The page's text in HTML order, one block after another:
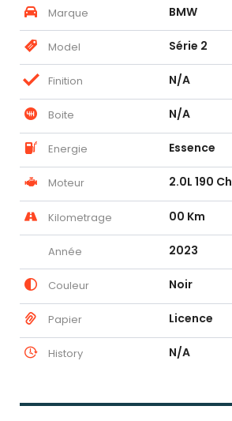
Marque BMW
Model Série 2
Finition N/A
Boite N/A
Energie Essence
Moteur 2.0L 190 Ch
Kilometrage 00 Km
Année 2023
Couleur Noir
Papier Licence
History N/A